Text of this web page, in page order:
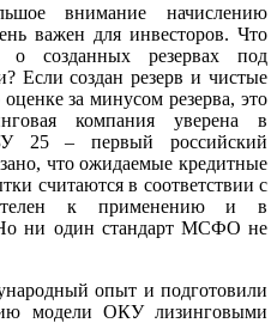
внимание начислению
важен для инвесторов. Что
созданных резервах под
Если создан резерв и чистые
за минусом резерва, это
компания уверена в
25 – первый российский
что ожидаемые кредитные
считаются в соответствии с
к применению и в
ни один стандарт МСФО не
опыт и подготовили
модели ОКУ лизинговыми